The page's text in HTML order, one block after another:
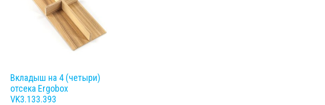
Вкладыш на 4 (четыри)
отсека Ergobox
VK3.133.393